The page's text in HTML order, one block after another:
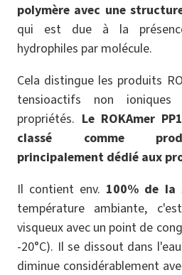
polymère avec une
qui est due à la
hydrophiles par molécule.
Cela distingue les produits
tensioactifs non
propriétés. Le ROKAmer
classé comme
principalement dédié aux
Il contient env. 100% de la
température ambiante,
visqueux avec un point de
-20°C). Il se dissout dans
diminue considérablement